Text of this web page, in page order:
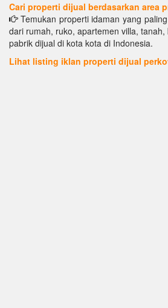
Cari properti dijual berdasarkan area
Temukan properti idaman yang
dari rumah, ruko, apartemen villa,
pabrik dijual di kota kota di Indonesia.
Lihat listing iklan properti dijual